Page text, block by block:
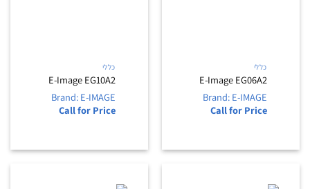
כללי
E-Image EG06A2
Brand: E-IMAGE
Call for Price
כללי
E-Image EG10A2
Brand: E-IMAGE
Call for Price